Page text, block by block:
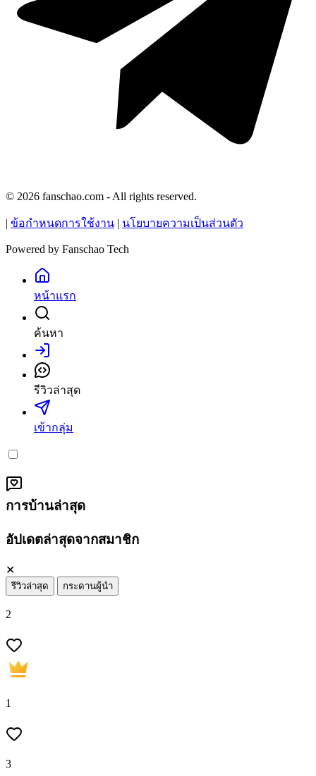
© 2026 fanschao.com - All rights reserved.
ข้อกำหนดการใช้งาน นโยบายความเป็นส่วนตัว
Powered by Fanschao Tech
หน้าแรก
ค้นหา
เข้าสู่ระบบ
รีวิวล่าสุด
เข้ากลุ่ม
การบ้านล่าสุด
อัปเดตล่าสุดจากสมาชิก
✕
รีวิวล่าสุด กระดานผู้นำ
2
1
3